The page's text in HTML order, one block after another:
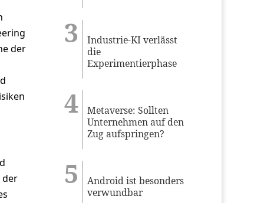
der
der
Industrie-KI verlässt
die
Experimentierphase
Metaverse: Sollten
Unternehmen auf den
Zug aufspringen?
Android ist besonders
verwundbar